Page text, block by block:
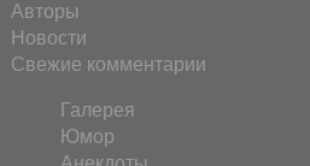
Авторы
Новости
Свежие комментарии
Галерея
Юмор